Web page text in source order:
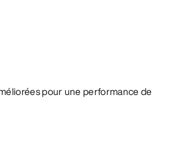
pour une performance de